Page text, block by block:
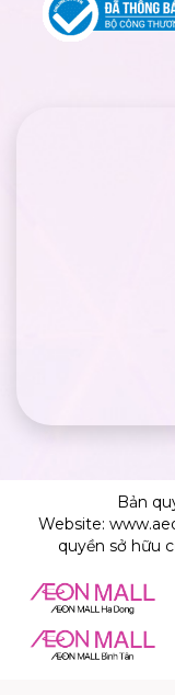
Bản
Website:
quyền sở hữu